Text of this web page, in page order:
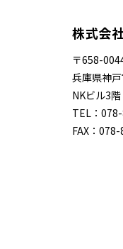
株式会
〒658-
兵庫県神
NKビル3階
TEL：
FAX： 078-